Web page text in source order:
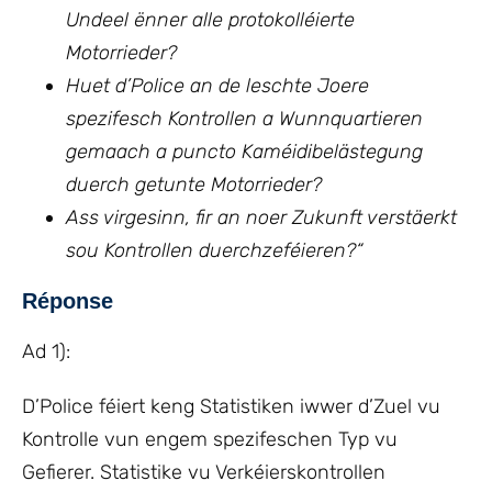
Undeel ënner alle protokolléierte
Motorrieder?
Huet d’Police an de leschte Joere
spezifesch Kontrollen a Wunnquartieren
gemaach a puncto Kaméidibelästegung
duerch getunte Motorrieder?
Ass virgesinn, fir an noer Zukunft verstäerkt
sou Kontrollen duerchzeféieren?“
Réponse
Ad 1):
D’Police féiert keng Statistiken iwwer d’Zuel vu
Kontrolle vun engem spezifeschen Typ vu
Gefierer. Statistike vu Verkéierskontrollen